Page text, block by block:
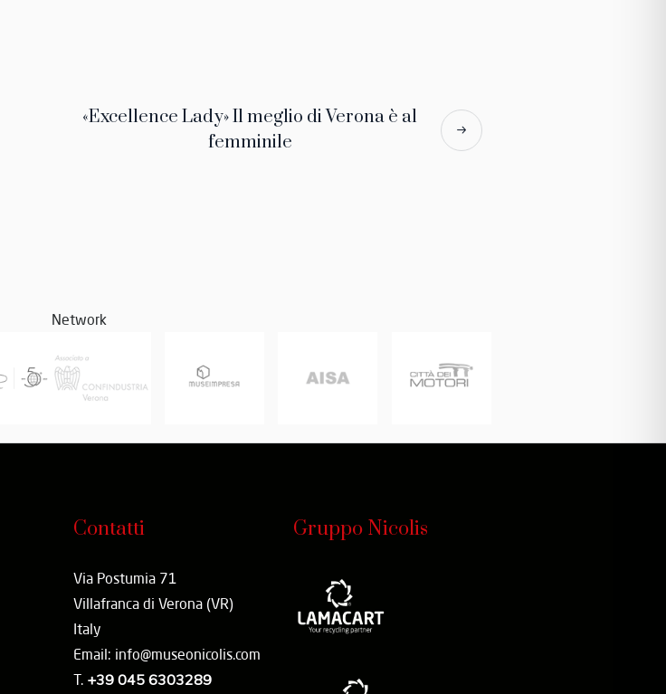
«Excellence Lady» Il meglio di Verona è al
femminile
Network
Contatti
Via Postumia 71
Villafranca di Verona (VR)
Italy
Email: info@museonicolis.com
T. +39 045 6303289
Gruppo Nicolis